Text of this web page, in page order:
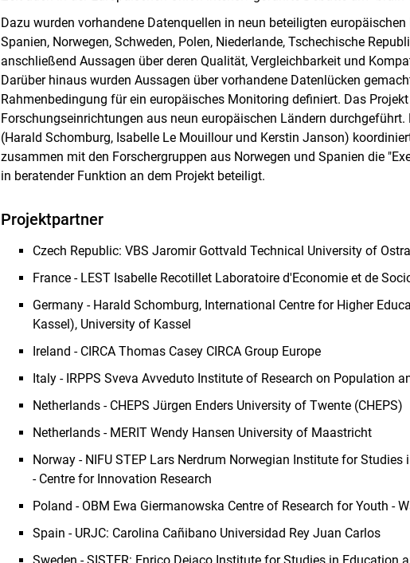
Dazu wurden vorhandene Datenquellen in neun beteiligten europäischen
Spanien, Norwegen, Schweden, Polen, Niederlande, Tschechische
anschließend Aussagen über deren Qualität, Vergleichbarkeit und
Darüber hinaus wurden Aussagen über vorhandene Datenlücken
Rahmenbedingung für ein europäisches Monitoring definiert. Das
Forschungseinrichtungen aus neun europäischen Ländern durchgeführt.
(Harald Schomburg, Isabelle Le Mouillour und Kerstin Janson)
zusammen mit den Forschergruppen aus Norwegen und Spanien die
in beratender Funktion an dem Projekt beteiligt.
Projektpartner
Czech Republic: VBS Jaromir Gottvald Technical University of
France - LEST Isabelle Recotillet Laboratoire d'Economie et de
Germany - Harald Schomburg, International Centre for Higher
Kassel), University of Kassel
Ireland - CIRCA Thomas Casey CIRCA Group Europe
Italy - IRPPS Sveva Avveduto Institute of Research on Population
Netherlands - CHEPS Jürgen Enders University of Twente (CHEPS)
Netherlands - MERIT Wendy Hansen University of Maastricht
Norway - NIFU STEP Lars Nerdrum Norwegian Institute for Studies
- Centre for Innovation Research
Poland - OBM Ewa Giermanowska Centre of Research for Youth -
Spain - URJC: Carolina Cañibano Universidad Rey Juan Carlos